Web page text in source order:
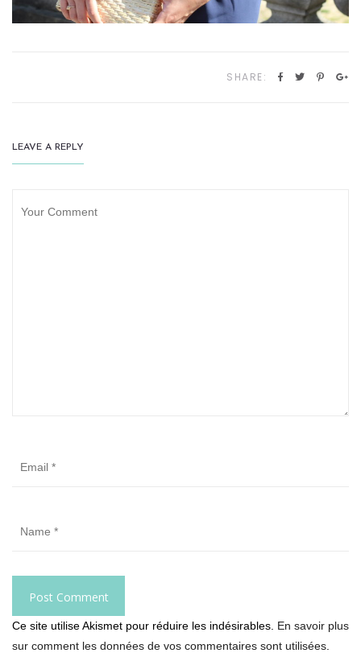
SHARE:
LEAVE A REPLY
Ce site utilise Akismet pour réduire les indésirables. En savoir plus
sur comment les données de vos commentaires sont utilisées